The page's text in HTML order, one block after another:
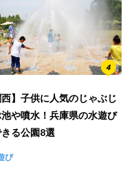
西】子供に人気のじゃぶじ
や噴水！兵庫県の水遊び
る公園8選
び